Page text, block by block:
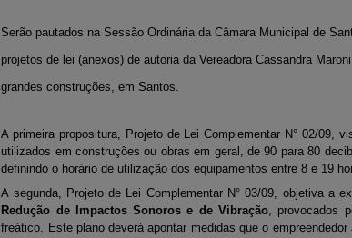
Serão pautados na Sessão Ordinária da Câmara Municipal de
projetos de lei (anexos) de autoria da Vereadora Cassandra
grandes construções, em Santos.
A primeira propositura, Projeto de Lei Complementar N° 02/09,
utilizados em construções ou obras em geral, de 90 para 80
definindo o horário de utilização dos equipamentos entre 8 e 19
A segunda, Projeto de Lei Complementar N° 03/09, objetiva a
Redução de Impactos Sonoros e de Vibração, provocados
freático. Este plano deverá apontar medidas que o